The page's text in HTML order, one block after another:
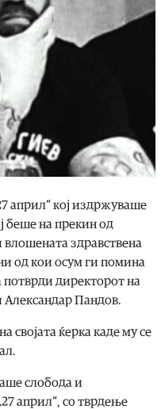
април“ кој издржуваше
беше на прекин од
здравствена
од кои осум ги помина
директорот на
Пандов.
својата ќерка каде му се
слобода и
април“, со тврдење